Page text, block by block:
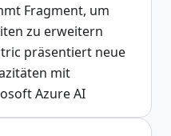
Fragment, um
zu erweitern
präsentiert neue
mit
Azure AI